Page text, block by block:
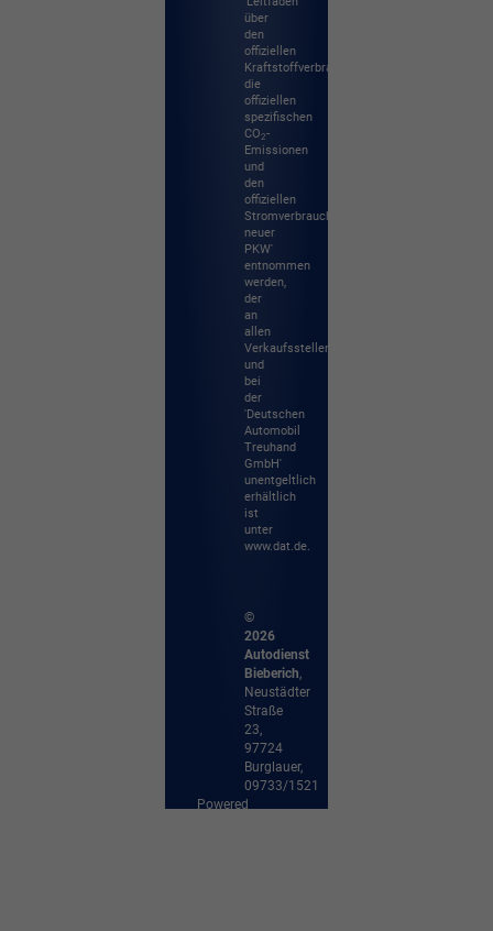
über
den
offiziellen
Kraftstoffverbrauch,
die
offiziellen
spezifischen
CO2-
Emissionen
und
den
offiziellen
Stromverbrauch
neuer
PKW'
entnommen
werden,
der
an
allen
Verkaufsstellen
und
bei
der
'Deutschen
Automobil
Treuhand
GmbH'
unentgeltlich
erhältlich
ist
unter
www.dat.de.
©
2026
Autodienst
Bieberich
Neustädter
Straße
23
97724
Burglauer,
09733/1521
Powered